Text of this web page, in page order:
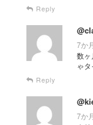
Reply
7か
数ヶ
ゃ
Reply
7か